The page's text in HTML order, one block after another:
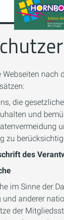
Webseiten nach
die
und
zu
des
im Sinne der
und anderer
der